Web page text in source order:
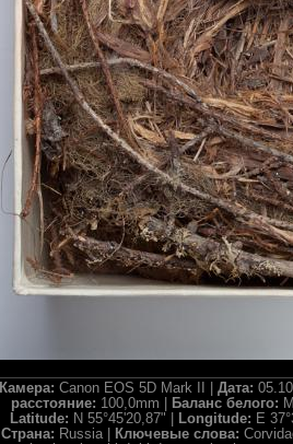
Камера: Canon EOS 5D Mark II | Дата:
расстояние: 100,0mm | Баланс белого:
Latitude: N 55°45'20,87" | Longitude: E
Страна: Russia | Ключевые слова: